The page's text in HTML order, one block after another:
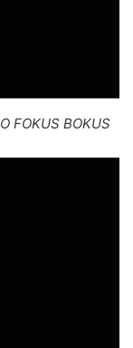
FOKUS BOKUS